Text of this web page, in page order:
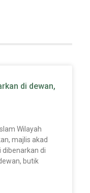
di dewan,
Wilayah
majlis akad
dibenarkan di
butik